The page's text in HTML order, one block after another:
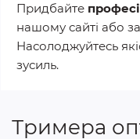
Придбайте
нашому сайті або
Насолоджуйтесь
зусиль.
Тримера